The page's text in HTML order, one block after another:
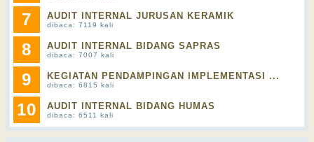
7 AUDIT INTERNAL JURUSAN KERAMIK
dibaca: 7119 kali
8 AUDIT INTERNAL BIDANG SAPRAS
dibaca: 7007 kali
9 KEGIATAN PENDAMPINGAN IMPLEMENTASI ...
dibaca: 6815 kali
10 AUDIT INTERNAL BIDANG HUMAS
dibaca: 6511 kali